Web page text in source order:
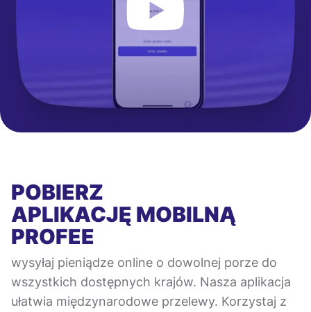
POBIERZ
APLIKACJĘ MOBILNĄ
PROFEE
wysyłaj pieniądze online o dowolnej porze do
wszystkich dostępnych krajów. Nasza aplikacja
ułatwia międzynarodowe przelewy. Korzystaj z